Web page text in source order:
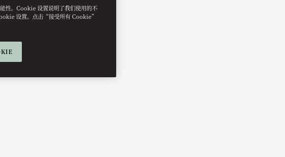
性。Cookie 设置说明了我们使用的不
设置。点击“接受所有 Cookie”